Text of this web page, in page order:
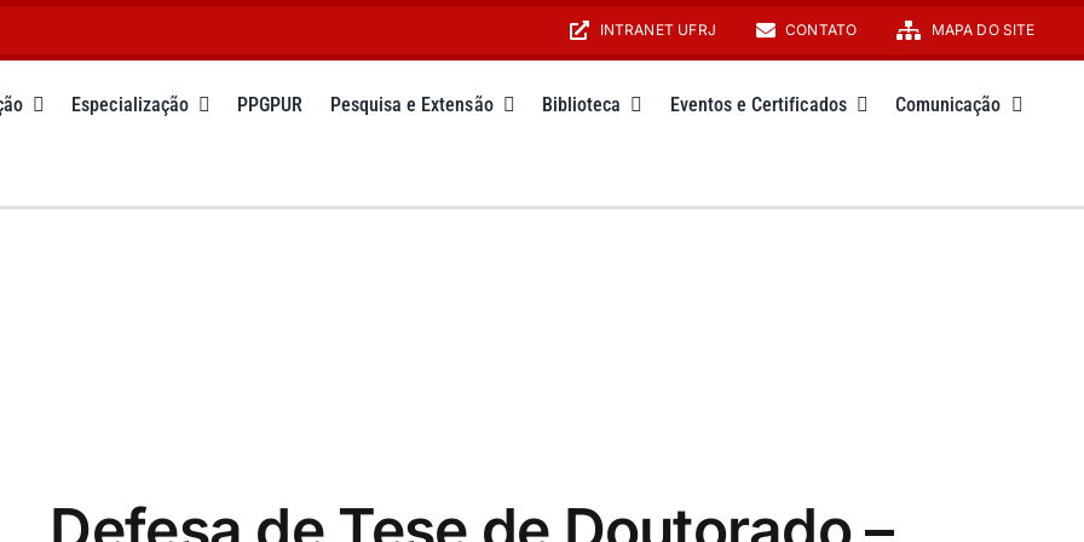
INTRANET UFRJ CONTATO MAPA DO SITE
Especialização PPGPUR Pesquisa e Extensão Biblioteca Eventos e Certificados Comunicação